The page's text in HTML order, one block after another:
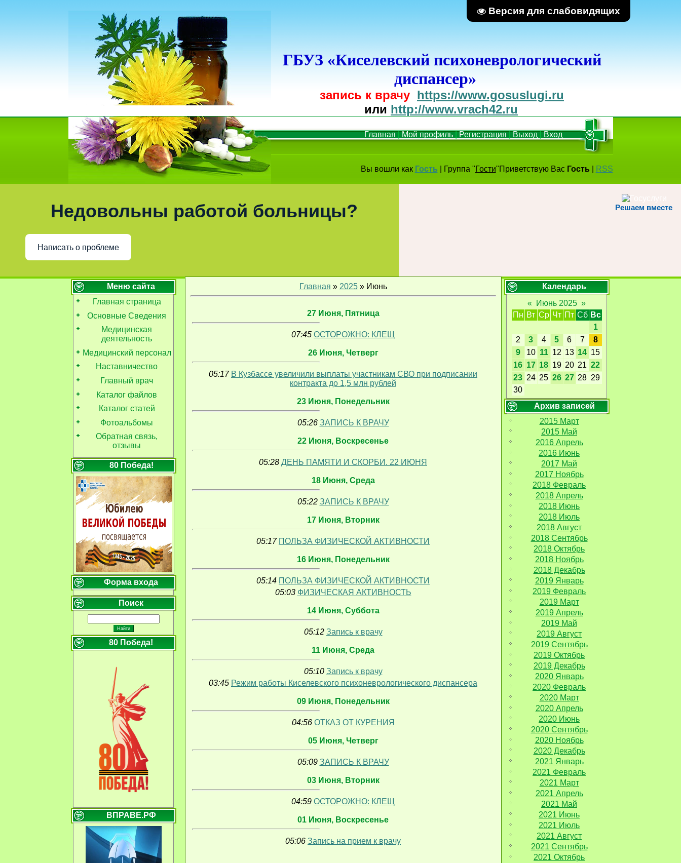
Версия для слабовидящих
ГБУЗ «Киселевский психоневрологический
диспансер»
запись к врачу https://www.gosuslugi.ru
или http://www.vrach42.ru
Главная|Мой профиль|Регистрация |Выход|Вход
Вы вошли как Гость|Группа"Гости"Приветствую Вас Гость |RSS
Решаем вместе
Недовольны работой больницы?
Написать о проблеме
Меню сайта
Главная страница
Основные Сведения
Медицинская
деятельность
Медицинский персонал
Наставничество
Главный врач
Каталог файлов
Каталог статей
Фотоальбомы
Обратная связь,
отзывы
80 Победа!
Форма входа
Поиск
80 Победа!
ВПРАВЕ.РФ
Главная » 2025 » Июнь
27 Июня, Пятница
07:45 ОСТОРОЖНО: КЛЕЩ
26 Июня, Четверг
05:17 В Кузбассе увеличили выплаты участникам СВО при подписании
контракта до 1,5 млн рублей
23 Июня, Понедельник
05:26 ЗАПИСЬ К ВРАЧУ
22 Июня, Воскресенье
05:28 ДЕНЬ ПАМЯТИ И СКОРБИ. 22 ИЮНЯ
18 Июня, Среда
05:22 ЗАПИСЬ К ВРАЧУ
17 Июня, Вторник
05:17 ПОЛЬЗА ФИЗИЧЕСКОЙ АКТИВНОСТИ
16 Июня, Понедельник
05:14 ПОЛЬЗА ФИЗИЧЕСКОЙ АКТИВНОСТИ
05:03 ФИЗИЧЕСКАЯ АКТИВНОСТЬ
14 Июня, Суббота
05:12 Запись к врачу
11 Июня, Среда
05:10 Запись к врачу
03:45 Режим работы Киселевского психоневрологического диспансера
09 Июня, Понедельник
04:56 ОТКАЗ ОТ КУРЕНИЯ
05 Июня, Четверг
05:09 ЗАПИСЬ К ВРАЧУ
03 Июня, Вторник
04:59 ОСТОРОЖНО: КЛЕЩ
01 Июня, Воскресенье
05:06 Запись на прием к врачу
Календарь
«
Июнь 2025 »
Пн Вт Ср Чт Пт Сб Вс
1
2
3 4 5 6 7
8
9
10 11 12 13 14 15
16 17 18 19 20 21 22
23 24 25 26 27 28 29
30
Архив записей
2015 Март
2015 Май
2016 Апрель
2016 Июнь
2017 Май
2017 Ноябрь
2018 Февраль
2018 Апрель
2018 Июнь
2018 Июль
2018 Август
2018 Сентябрь
2018 Октябрь
2018 Ноябрь
2018 Декабрь
2019 Январь
2019 Февраль
2019 Март
2019 Апрель
2019 Май
2019 Август
2019 Сентябрь
2019 Октябрь
2019 Декабрь
2020 Январь
2020 Февраль
2020 Март
2020 Апрель
2020 Июнь
2020 Сентябрь
2020 Ноябрь
2020 Декабрь
2021 Январь
2021 Февраль
2021 Март
2021 Апрель
2021 Май
2021 Июнь
2021 Июль
2021 Август
2021 Сентябрь
2021 Октябрь